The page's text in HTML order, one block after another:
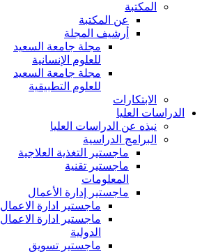
المكتبة
عن المكتبة
أرشيف المجلة
مجلة جامعة السعيد
للعلوم الإنسانية
مجلة جامعة السعيد
للعلوم التطبيقية
الابتكارات
الدراسات العليا
نبذه عن الدراسات العليا
البرامج الدراسية
ماجستير التغذية العلاجية
ماجستير تقنية
المعلومات
ماجستير إدارة الأعمال
ماجستير ادارة الاعمال
ماجستير ادارة الاعمال
الدولية
ماجستير تسويق